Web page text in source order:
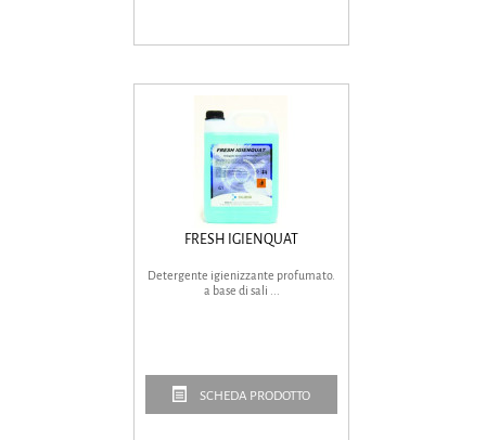
FRESH IGIENQUAT
Detergente igienizzante profumato.
a base di sali ...
SCHEDA PRODOTTO